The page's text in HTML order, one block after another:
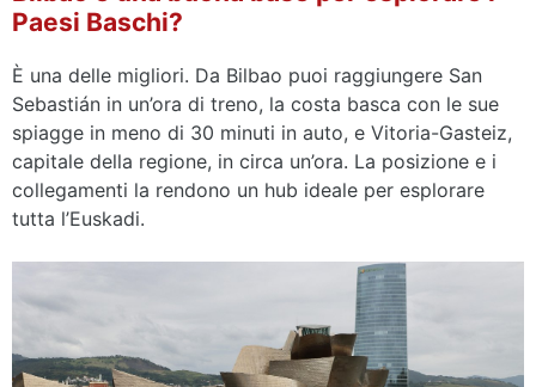
Paesi Baschi?
È una delle migliori. Da Bilbao puoi raggiungere San
Sebastián in un’ora di treno, la costa basca con le sue
spiagge in meno di 30 minuti in auto, e Vitoria-Gasteiz,
capitale della regione, in circa un’ora. La posizione e i
collegamenti la rendono un hub ideale per esplorare
tutta l’Euskadi.